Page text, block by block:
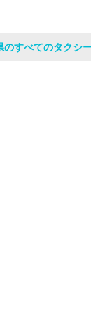
すべてのタクシ